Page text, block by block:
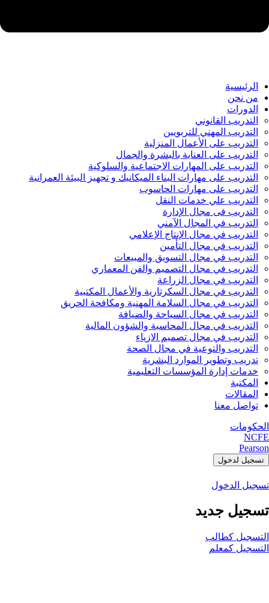
الرئيسية
من نحن
الدورات
التدريب القانوني
التدريب المهني للتربويين
التدريب على الأعمال المنزلية
التدريب على العناية بالبشرة والجمال
التدريب على المهارات الاجتماعية والسلوكية
التدريب على مهارات البناء الميكانيك و تجهيز البيئة العمرانية
التدريب على مهارات الحاسوب
التدريب علي خدمات النقل
التدريب فى مجال الإدارة
التدريب في المجال الآمني
التدريب في مجال الإنتاج الإعلامي
التدريب في مجال التأمين
التدريب في مجال التسويق والمبيعات
التدريب في مجال التصميم والفن المعماري
التدريب في مجال الزراعة
التدريب في مجال السكرتارية والأعمال المكتبية
التدريب في مجال السلامة المهنية ومكافحة الحريق
التدريب في مجال السياحة والضيافة
التدريب في مجال المحاسبة والشؤون المالية
التدريب في مجال تصميم الازياء
التدريب والتوعية في مجال الصحة
تدريب وتطوير الموارد البشرية
خدمات إدارة المؤسسات التعليمية
المكتبة
المقالات
تواصل معنا
الحكومات
NCFE
Pearson
تسجيل لدخول
تسجيل الدخول
تسجيل جديد
التسجيل كطالب
التسجيل كمعلم